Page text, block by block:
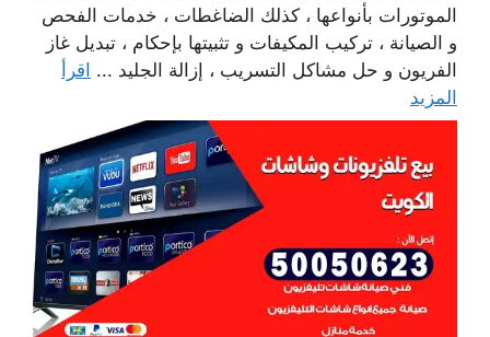
الموتورات بأنواعها ، كذلك الضاغطات ، خدمات الفحص
و الصيانة ، تركيب المكيفات و تثبيتها بإحكام ، تبديل غاز
الفريون و حل مشاكل التسريب ، إزالة الجليد ... اقرأ
المزيد